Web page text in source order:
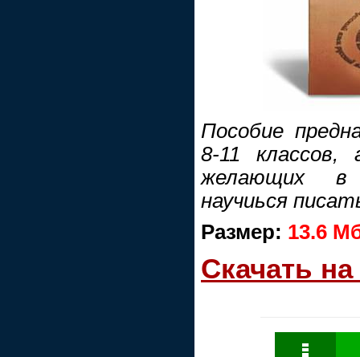
Пособие
8-11 классов,
желающих в
научиься
Размер: 13.6
Скачать